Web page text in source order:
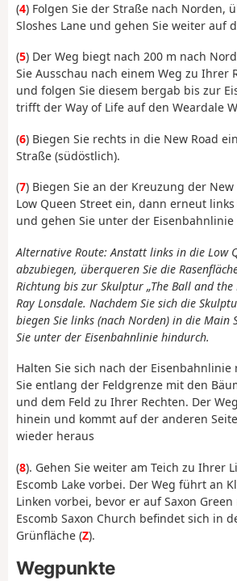
(4) Folgen Sie der Straße nach Norden,
Sloshes Lane und gehen Sie weiter auf
(5) Der Weg biegt nach 200 m nach
Sie Ausschau nach einem Weg zu Ihrer
und folgen Sie diesem bergab bis zur
trifft der Way of Life auf den Weardale
(6) Biegen Sie rechts in die New Road
Straße (südöstlich).
(7) Biegen Sie an der Kreuzung der
Low Queen Street ein, dann erneut
und gehen Sie unter der
Alternative Route: Anstatt links in die Low
abzubiegen, überqueren Sie die
Richtung bis zur Skulptur „The Ball and
Ray Lonsdale. Nachdem Sie sich die
biegen Sie links (nach Norden) in die Main
Sie unter der Eisenbahnlinie hindurch.
Halten Sie sich nach der
Sie entlang der Feldgrenze mit den
und dem Feld zu Ihrer Rechten. Der
hinein und kommt auf der anderen
wieder heraus
(8). Gehen Sie weiter am Teich zu Ihrer
Escomb Lake vorbei. Der Weg führt an
Linken vorbei, bevor er auf Saxon
Escomb Saxon Church befindet sich in
Grünfläche (Z).
Wegpunkte